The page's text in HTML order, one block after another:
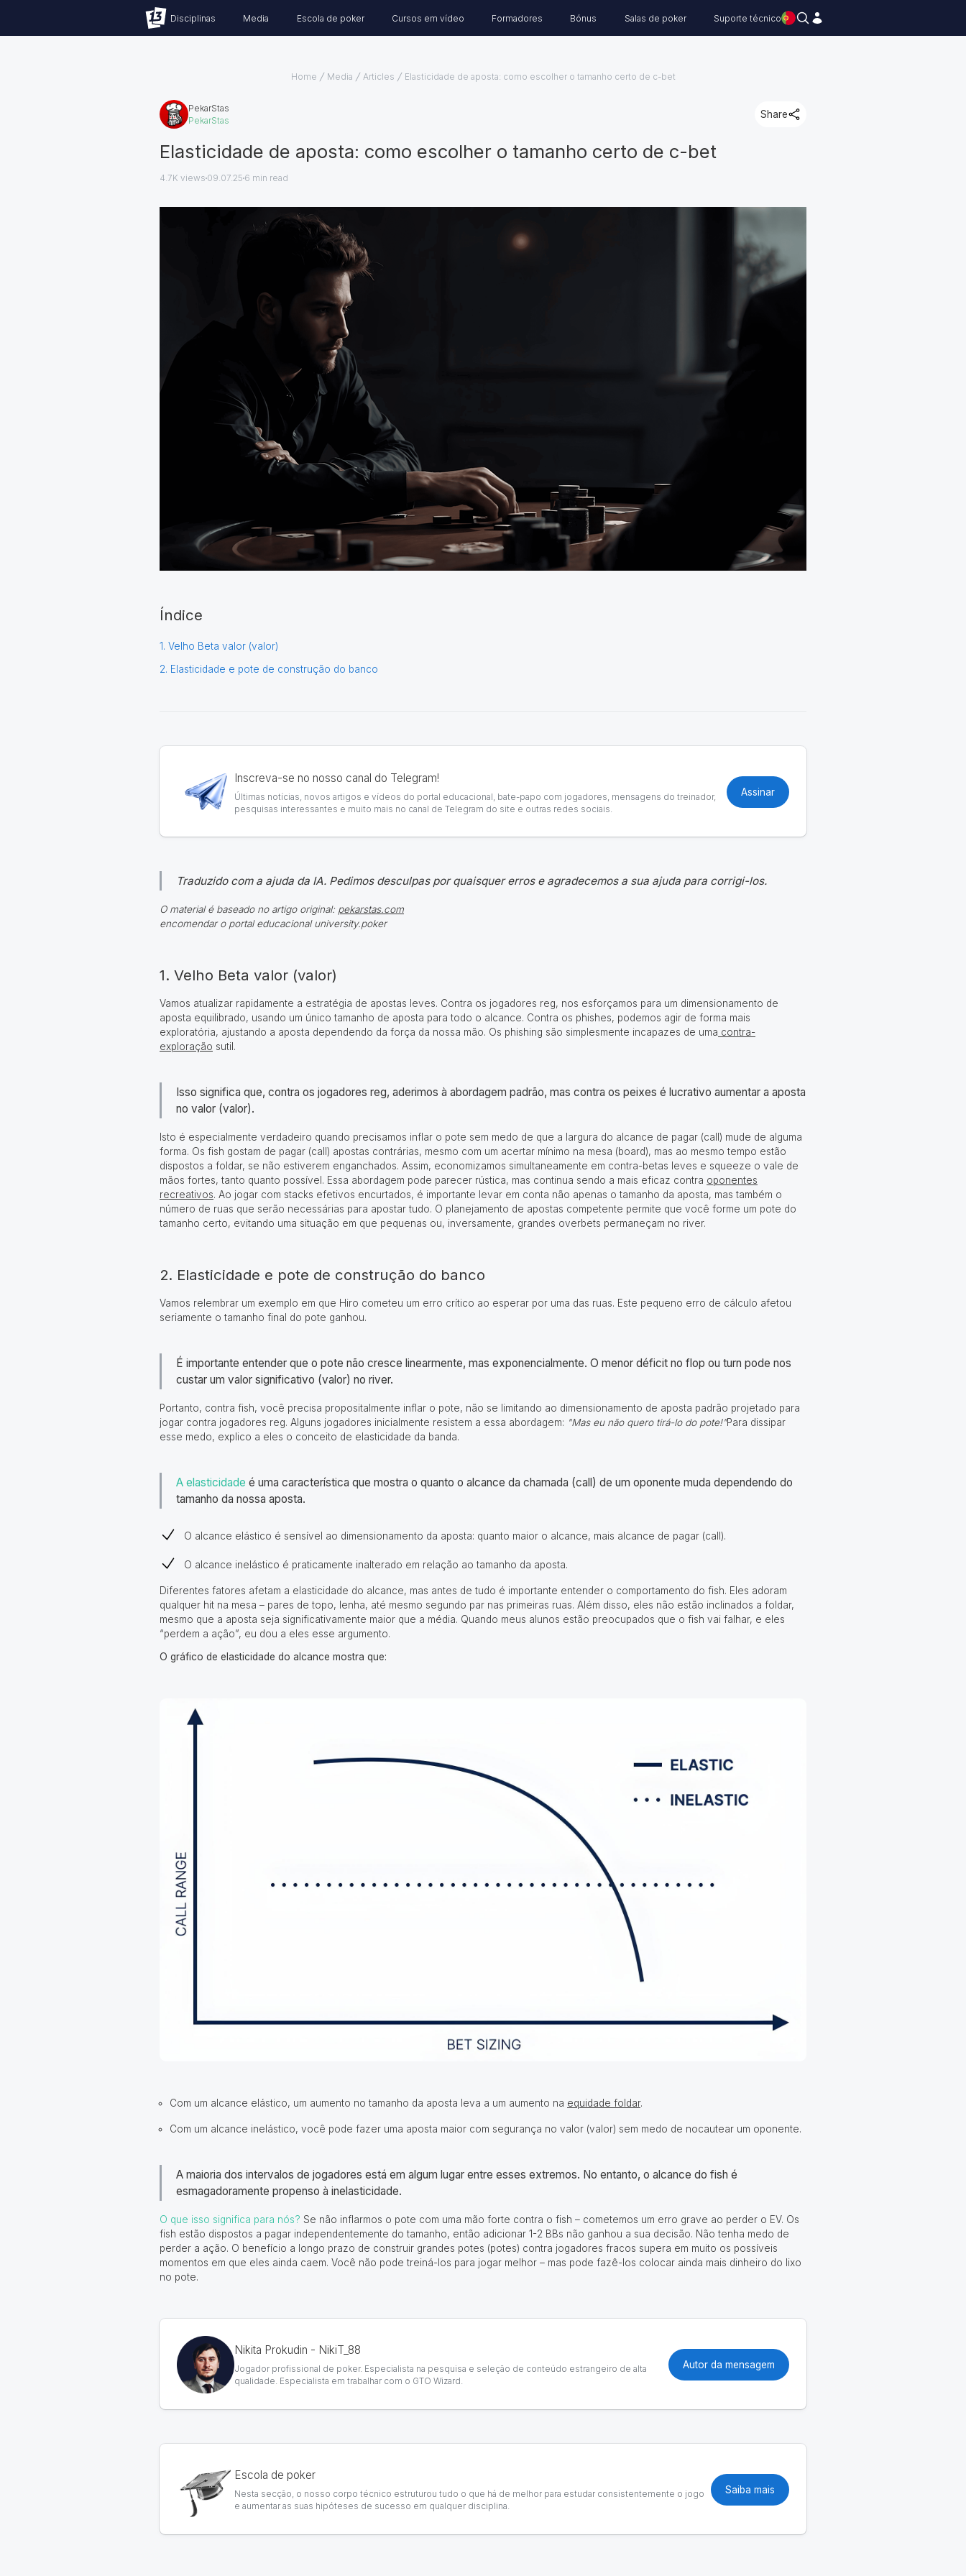
Disciplinas Media Escola de poker Cursos em vídeo Formadores Bónus Salas de poker Suporte técnico
Home Media Articles Elasticidade de aposta: como escolher o tamanho certo de c-bet
PekarStas
PekarStas
Share
Elasticidade de aposta: como escolher o tamanho certo de c-bet
4.7K views 09.07.25 6 min read
Índice
1. Velho Beta valor (valor)
2. Elasticidade e pote de construção do banco
Inscreva-se no nosso canal do Telegram!
Últimas notícias, novos artigos e vídeos do portal educacional, bate-papo com jogadores, mensagens do treinador,
pesquisas interessantes e muito mais no canal de Telegram do site e outras redes sociais.
Assinar
Traduzido com a ajuda da IA. Pedimos desculpas por quaisquer erros e agradecemos a sua ajuda para corrigi-los.
O material é baseado no artigo original: pekarstas.com
encomendar o portal educacional university.poker
1. Velho Beta valor (valor)
Vamos atualizar rapidamente a estratégia de apostas leves. Contra os jogadores reg, nos esforçamos para um dimensionamento de
aposta equilibrado, usando um único tamanho de aposta para todo o alcance. Contra os phishes, podemos agir de forma mais
exploratória, ajustando a aposta dependendo da força da nossa mão. Os phishing são simplesmente incapazes de uma contra-
exploração sutil .
Isso significa que, contra os jogadores reg, aderimos à abordagem padrão, mas contra os peixes é lucrativo aumentar a aposta
no valor (valor).
Isto é especialmente verdadeiro quando precisamos inflar o pote sem medo de que a largura do alcance de pagar (call) mude de alguma
forma. Os fish gostam de pagar (call) apostas contrárias, mesmo com um acertar mínimo na mesa (board), mas ao mesmo tempo estão
dispostos a foldar, se não estiverem enganchados. Assim, economizamos simultaneamente em contra-betas leves e squeeze o vale de
mãos fortes, tanto quanto possível. Essa abordagem pode parecer rústica, mas continua sendo a mais eficaz contra oponentes
recreativos. Ao jogar com stacks efetivos encurtados, é importante levar em conta não apenas o tamanho da aposta, mas também o
número de ruas que serão necessárias para apostar tudo. O planejamento de apostas competente permite que você forme um pote do
tamanho certo, evitando uma situação em que pequenas ou, inversamente, grandes overbets permaneçam no river.
2. Elasticidade e pote de construção do banco
Vamos relembrar um exemplo em que Hiro cometeu um erro crítico ao esperar por uma das ruas. Este pequeno erro de cálculo afetou
seriamente o tamanho final do pote ganhou.
É importante entender que o pote não cresce linearmente, mas exponencialmente. O menor déficit no flop ou turn pode nos
custar um valor significativo (valor) no river.
Portanto, contra fish, você precisa propositalmente inflar o pote, não se limitando ao dimensionamento de aposta padrão projetado para
jogar contra jogadores reg. Alguns jogadores inicialmente resistem a essa abordagem: "Mas eu não quero tirá-lo do pote!"Para dissipar
esse medo, explico a eles o conceito de elasticidade da banda.
A elasticidade é uma característica que mostra o quanto o alcance da chamada (call) de um oponente muda dependendo do
tamanho da nossa aposta.
O alcance elástico é sensível ao dimensionamento da aposta: quanto maior o alcance, mais alcance de pagar (call).
O alcance inelástico é praticamente inalterado em relação ao tamanho da aposta.
Diferentes fatores afetam a elasticidade do alcance, mas antes de tudo é importante entender o comportamento do fish. Eles adoram
qualquer hit na mesa – pares de topo, lenha, até mesmo segundo par nas primeiras ruas. Além disso, eles não estão inclinados a foldar,
mesmo que a aposta seja significativamente maior que a média. Quando meus alunos estão preocupados que o fish vai falhar, e eles
“perdem a ação”, eu dou a eles esse argumento.
O gráfico de elasticidade do alcance mostra que:
Com um alcance elástico, um aumento no tamanho da aposta leva a um aumento na equidade foldar.
Com um alcance inelástico, você pode fazer uma aposta maior com segurança no valor (valor) sem medo de nocautear um oponente.
A maioria dos intervalos de jogadores está em algum lugar entre esses extremos. No entanto, o alcance do fish é
esmagadoramente propenso à inelasticidade.
O que isso significa para nós? Se não inflarmos o pote com uma mão forte contra o fish – cometemos um erro grave ao perder o EV. Os
fish estão dispostos a pagar independentemente do tamanho, então adicionar 1-2 BBs não ganhou a sua decisão. Não tenha medo de
perder a ação. O benefício a longo prazo de construir grandes potes (potes) contra jogadores fracos supera em muito os possíveis
momentos em que eles ainda caem. Você não pode treiná-los para jogar melhor – mas pode fazê-los colocar ainda mais dinheiro do lixo
no pote.
Nikita Prokudin - NikiT_88
Jogador profissional de poker. Especialista na pesquisa e seleção de conteúdo estrangeiro de alta
qualidade. Especialista em trabalhar com o GTO Wizard.
Autor da mensagem
Escola de poker
Nesta secção, o nosso corpo técnico estruturou tudo o que há de melhor para estudar consistentemente o jogo
e aumentar as suas hipóteses de sucesso em qualquer disciplina.
Saiba mais